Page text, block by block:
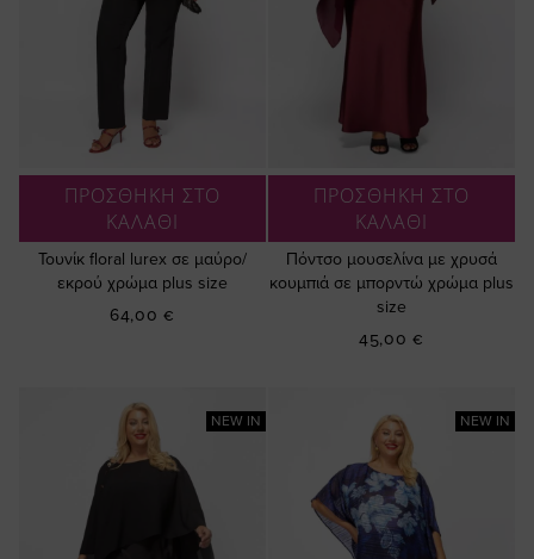
ΠΡΟΣΘΗΚΗ ΣΤΟ
ΚΑΛΑΘΙ
Τουνίκ floral lurex σε μαύρο/
εκρού χρώμα plus size
64,00 €
ΠΡΟΣΘΗΚΗ ΣΤΟ
ΚΑΛΑΘΙ
Πόντσο μουσελίνα με χρυσά
κουμπιά σε μπορντώ χρώμα plus
size
45,00 €
NEW IN NEW IN